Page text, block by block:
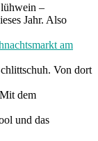
–
Jahr. Also
am
Von dort
dem
und das